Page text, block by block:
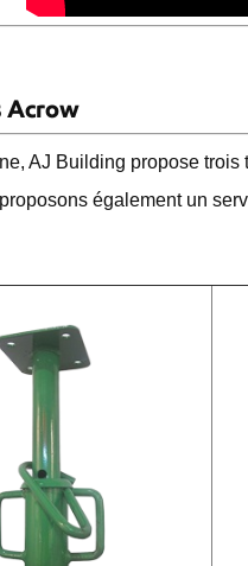
Acrow
AJ Building propose
également un